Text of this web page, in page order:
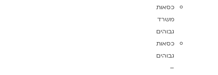
כסאות
משרד
גבוהים
כסאות
גבוהים
–